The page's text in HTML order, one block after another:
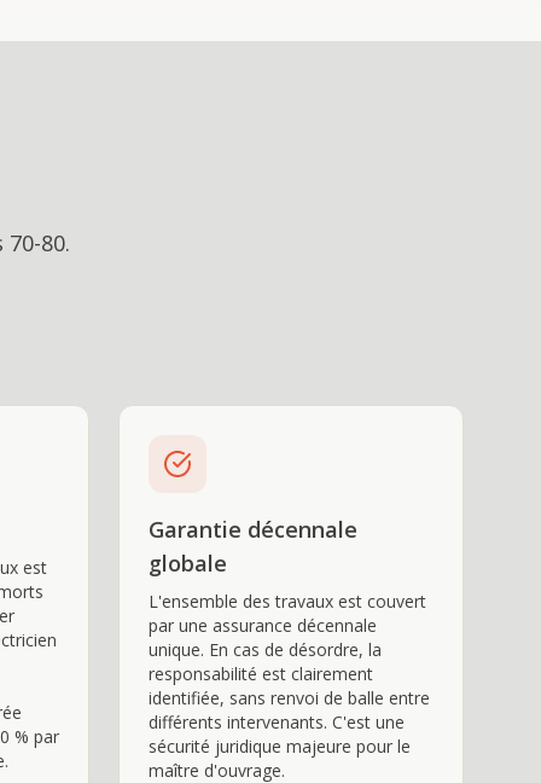
80.
est
% par
Garantie décennale
globale
L'ensemble des travaux est couvert
par une assurance décennale
unique. En cas de désordre, la
responsabilité est clairement
identifiée, sans renvoi de balle entre
différents intervenants. C'est une
sécurité juridique majeure pour le
maître d'ouvrage.